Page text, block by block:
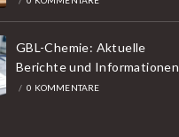
GBL-Chemie: Aktuelle
Berichte und Informationen
/ 0 KOMMENTARE